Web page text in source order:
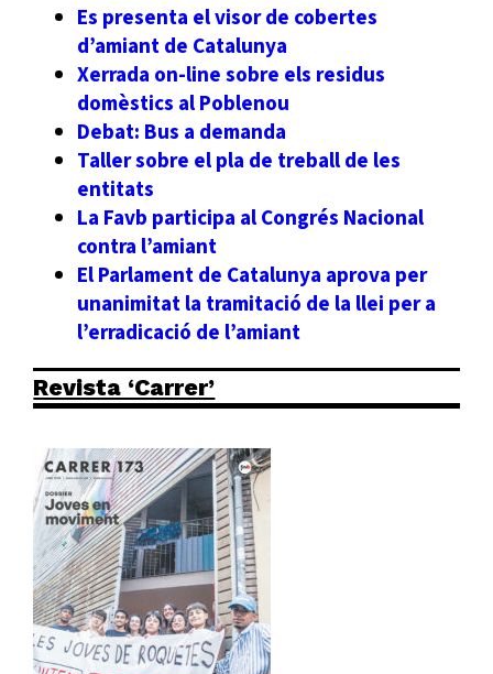
Es presenta el visor de cobertes
d’amiant de Catalunya
Xerrada on-line sobre els residus
domèstics al Poblenou
Debat: Bus a demanda
Taller sobre el pla de treball de les
entitats
La Favb participa al Congrés Nacional
contra l’amiant
El Parlament de Catalunya aprova per
unanimitat la tramitació de la llei per a
l’erradicació de l’amiant
Revista ‘Carrer’